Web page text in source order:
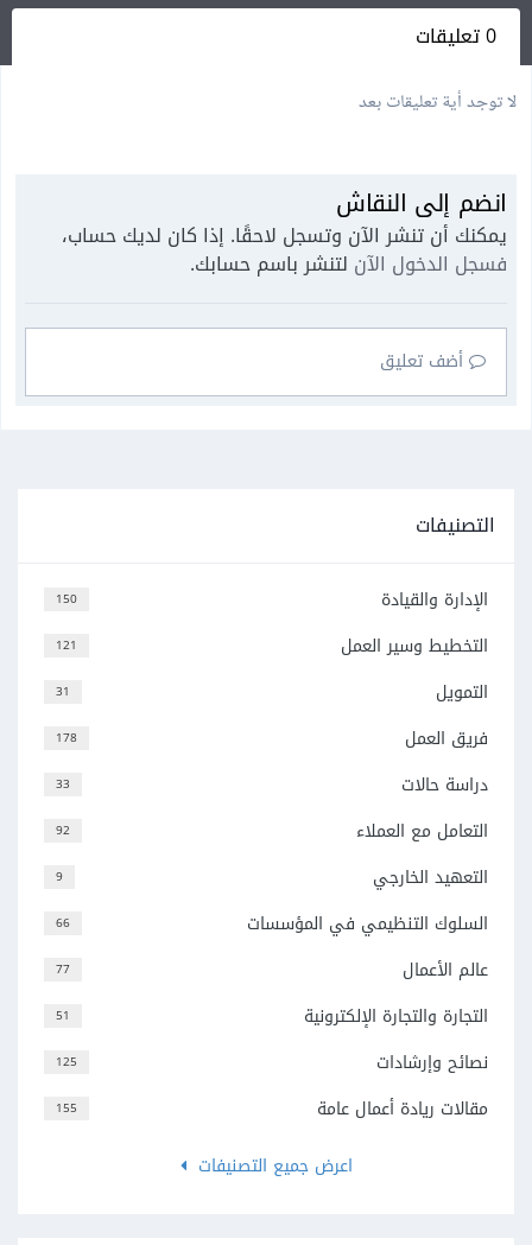
0 تعليقات
لا توجد أية تعليقات بعد
انضم إلى النقاش
يمكنك أن تنشر الآن وتسجل لاحقًا. إذا كان لديك حساب،
فسجل الدخول الآن لتنشر باسم حسابك.
أضف تعليق
التصنيفات
150 الإدارة والقيادة
121 التخطيط وسير العمل
31 التمويل
178 فريق العمل
33 دراسة حالات
92 التعامل مع العملاء
9 التعهيد الخارجي
66 السلوك التنظيمي في المؤسسات
77 عالم الأعمال
51 التجارة والتجارة الإلكترونية
125 نصائح وإرشادات
155
مقالات ريادة أعمال عامة
اعرض جميع التصنيفات